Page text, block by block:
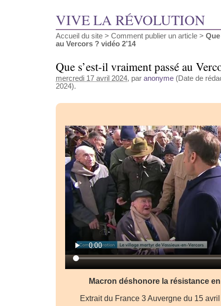
VIVE LA RÉVOLUTION
Accueil du site > Comment publier un article >
au Vercors ? vidéo 2’14
Que s’est-il vraiment passé au
mercredi 17 avril 2024, par anonyme (Date de
2024).
Macron déshonore la résistance
Extrait du France 3 Auvergne du 15